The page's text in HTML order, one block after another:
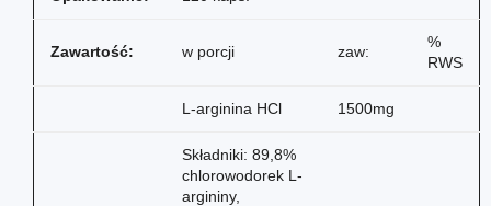
Zawartość: w porcji zaw:
%
RWS
L-arginina HCl 1500mg
Składniki: 89,8%
chlorowodorek L-
argininy,